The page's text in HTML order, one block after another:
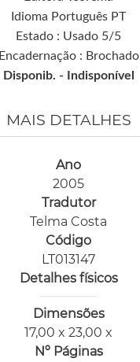
Idioma Português PT
Estado : Usado 5/5
Encadernação : Brochado
Disponib. -
Indisponível
MAIS DETALHES
Ano
2005
Tradutor
Telma Costa
Código
LT013147
Detalhes físicos
Dimensões
17,00 x 23,00 x
Nº Páginas